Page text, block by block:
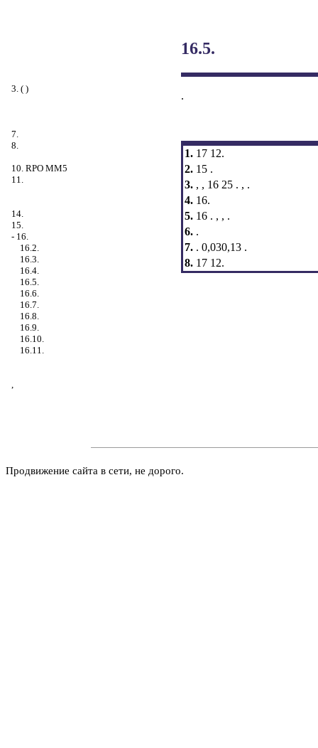
3. ( )
7.
8.
10. RPO MM5
11.
14.
15.
- 16.
16.2.
16.3.
16.4.
16.5.
16.6.
16.7.
16.8.
16.9.
16.10.
16.11.
,
16.5.
.
1. 17 12.
2. 15 .
3. , , 16 25 . , .
4. 16.
5. 16 . , , .
6. .
7. . 0,030,13 .
8. 17 12.
Продвижение сайта в сети, не дорого.